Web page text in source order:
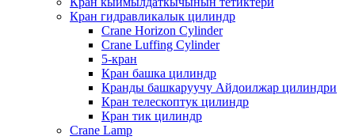
Кран гидравликалык цилиндр
Crane Horizon Cylinder
Crane Luffing Cylinder
5-кран
Кран башка цилиндр
Кранды башкаруучу Айдоилжар цилиндри
Кран телескоптук цилиндр
Кран тик цилиндр
Crane Lamp